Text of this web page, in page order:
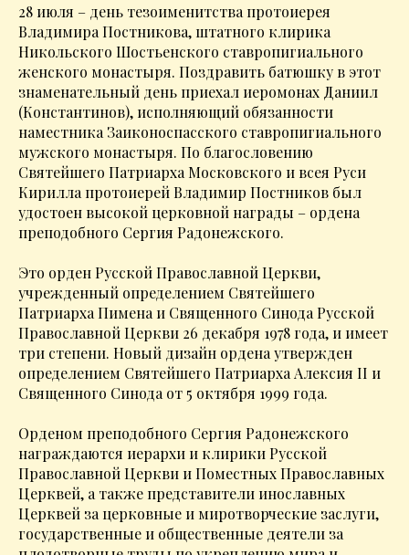
28 июля – день тезоименитства протоиерея
Владимира Постникова, штатного клирика
Никольского Шостьенского ставропигиального
женского монастыря. Поздравить батюшку в этот
знаменательный день приехал иеромонах Даниил
(Константинов), исполняющий обязанности
наместника Заиконоспасского ставропигиального
мужского монастыря. По благословению
Святейшего Патриарха Московского и всея Руси
Кирилла протоиерей Владимир Постников был
удостоен высокой церковной награды – ордена
преподобного Сергия Радонежского.
Это орден Русской Православной Церкви,
учрежденный определением Святейшего
Патриарха Пимена и Священного Синода Русской
Православной Церкви 26 декабря 1978 года, и имеет
три степени. Новый дизайн ордена утвержден
определением Святейшего Патриарха Алексия II и
Священного Синода от 5 октября 1999 года.
Орденом преподобного Сергия Радонежского
награждаются иерархи и клирики Русской
Православной Церкви и Поместных Православных
Церквей, а также представители инославных
Церквей за церковные и миротворческие заслуги,
государственные и общественные деятели за